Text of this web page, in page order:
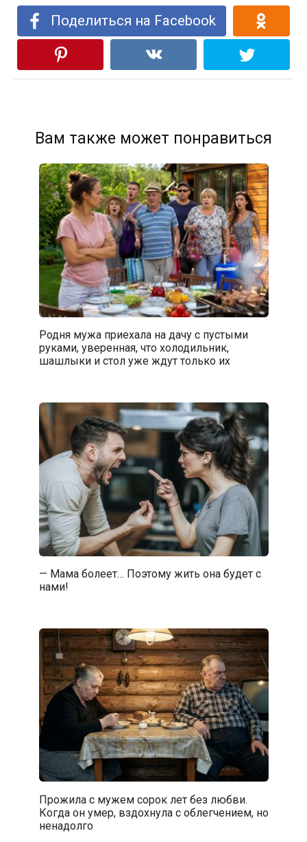
Поделиться на Facebook
Вам также может понравиться
Родня мужа приехала на дачу с пустыми
руками, уверенная, что холодильник,
шашлыки и стол уже ждут только их
— Мама болеет… Поэтому жить она будет с
нами!
Прожила с мужем сорок лет без любви.
Когда он умер, вздохнула с облегчением, но
ненадолго